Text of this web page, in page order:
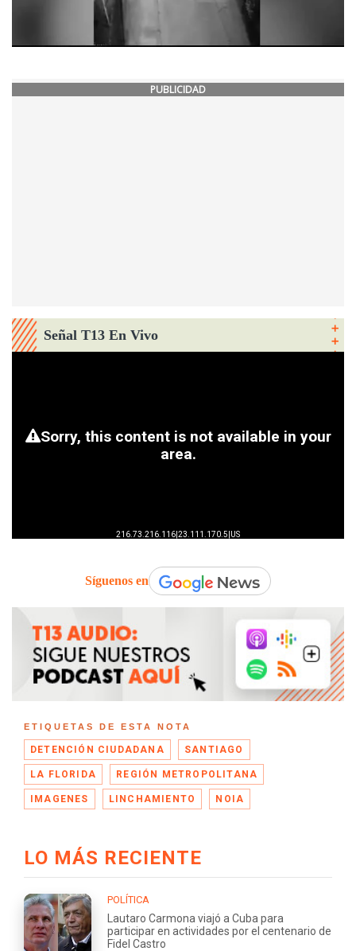
PUBLICIDAD
Señal T13 En Vivo
Síguenos en
ETIQUETAS DE ESTA NOTA
DETENCIÓN CIUDADANA SANTIAGO
LA FLORIDA REGIÓN METROPOLITANA
IMAGENES LINCHAMIENTO NOIA
LO MÁS RECIENTE
POLÍTICA
Lautaro Carmona viajó a Cuba para
participar en actividades por el centenario de
Fidel Castro